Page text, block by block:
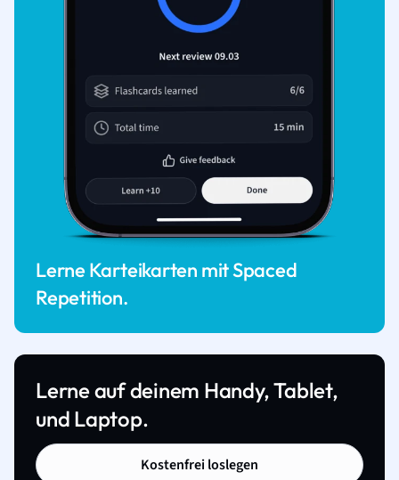
Lerne Karteikarten mit Spaced
Repetition.
Lerne auf deinem Handy, Tablet,
und Laptop.
Kostenfrei loslegen